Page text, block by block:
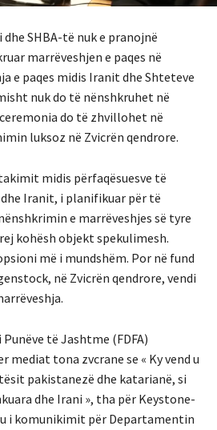
SHBA-të nuk e pranojnë
marrëveshjen e paqes në
e paqes midis Iranit dhe Shteteve
nuk do të nënshkruhet në
do të zhvillohet në
luksoz në Zvicrën qendrore.
midis përfaqësuesve të
Iranit, i planifikuar për të
e marrëveshjes së tyre
kohësh objekt spekulimesh.
më i mundshëm. Por në fund
në Zvicrën qendrore, vendi
të Jashtme (FDFA)
tona zvcrane se « Ky vend u
pakistanezë dhe katarianë, si
dhe Irani », tha për Keystone-
i komunikimit për Departamentin